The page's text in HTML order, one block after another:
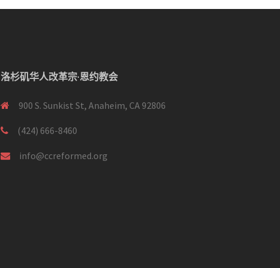
洛杉矶华人改革宗·恩约教会
900 S. Sunkist St, Anaheim, CA 92806
(424) 666-8460
info@ccreformed.org